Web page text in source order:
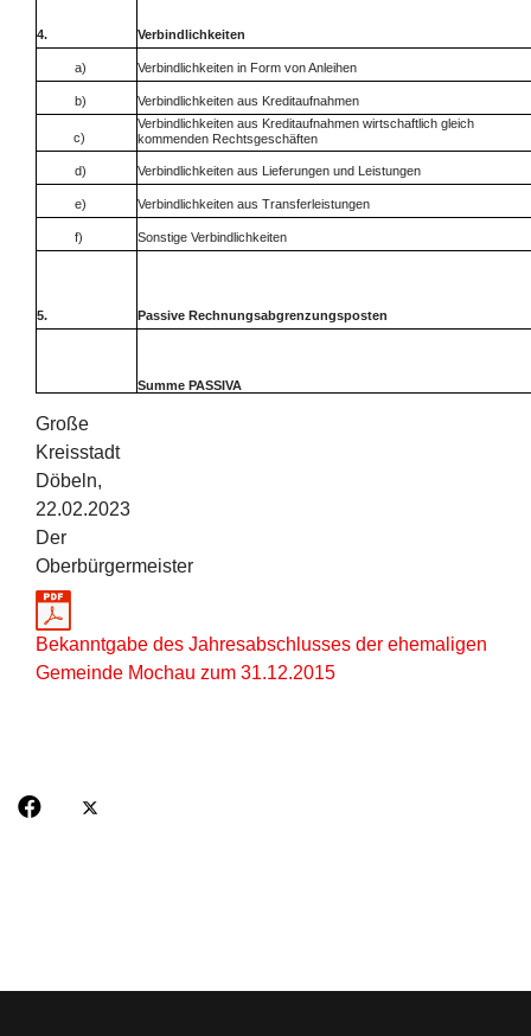
4. Verbindlichkeiten
a) Verbindlichkeiten in Form von Anleihen
b) Verbindlichkeiten aus Kreditaufnahmen
c)
Verbindlichkeiten aus Kreditaufnahmen wirtschaftlich gleich
kommenden Rechtsgeschäften
d) Verbindlichkeiten aus Lieferungen und Leistungen
e) Verbindlichkeiten aus Transferleistungen
f) Sonstige Verbindlichkeiten
5. Passive Rechnungsabgrenzungsposten
Summe PASSIVA
Große
Kreisstadt
Döbeln,
22.02.2023
Der
Oberbürgermeister
Bekanntgabe des Jahresabschlusses der ehemaligen
Gemeinde Mochau zum 31.12.2015